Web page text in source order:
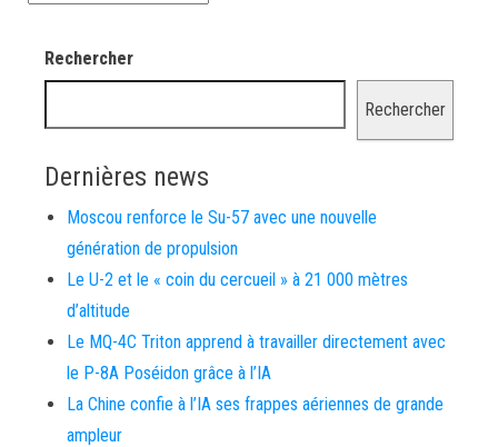
Rechercher
Rechercher
Dernières news
Moscou renforce le Su-57 avec une nouvelle
génération de propulsion
Le U-2 et le « coin du cercueil » à 21 000 mètres
d’altitude
Le MQ-4C Triton apprend à travailler directement avec
le P-8A Poséidon grâce à l’IA
La Chine confie à l’IA ses frappes aériennes de grande
ampleur